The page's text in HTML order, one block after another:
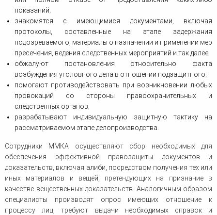
показаний;
знакомятся с имеющимися документами, включая
протоколы, составленные на этапе задержания
подозреваемого, материалы о назначении и применении мер
пресечения, ведения следственных мероприятий и так далее;
обжалуют постановления относительно факта
возбуждения уголовного дела в отношении подзащитного;
помогают противодействовать при возникновении любых
провокаций со стороны правоохранительных и
следственных органов;
разрабатывают индивидуальную защитную тактику на
рассматриваемом этапе делопроизводства.
Сотрудники ММКА осуществляют сбор необходимых для
обеспечения эффективной правозащиты документов и
доказательств, включая алиби, посредством получения тех или
иных материалов и вещей, претендующих на признание в
качестве вещественных доказательств. Аналогичным образом
специалисты производят опрос имеющих отношение к
процессу лиц, требуют выдачи необходимых справок и